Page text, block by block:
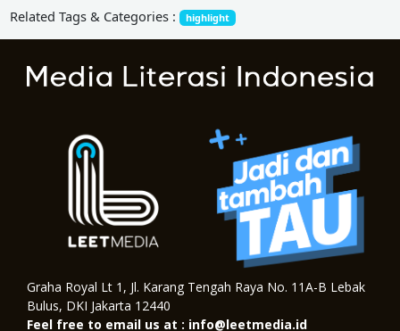
Related Tags & Categories :
highlight
Graha Royal Lt 1, Jl. Karang Tengah Raya No. 11A-B Lebak
Bulus, DKI Jakarta 12440
Feel free to email us at : info@leetmedia.id